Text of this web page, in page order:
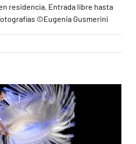
residencia. Entrada libre hasta
©Eugenia Gusmerini
LIÑÁN